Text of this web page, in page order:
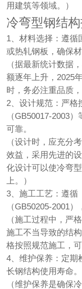
用建筑等领域。）
冷弯型钢结
1、材料选择：遵循
或热轧钢板，确保材
（据最新统计数据
额逐年上升，2025
时，务必注重品质
2、设计规范：严格
（GB50017-2003
可靠。
（设计时，应充分
效益，采用先进的
化设计可以使冷弯
上。）
3、施工工艺：遵循
（GB50205-2001）
（施工过程中，严
施工不当导致的结
格按照规范施工，
4、维护保养：定期
长钢结构使用寿命。
（维护保养是确保